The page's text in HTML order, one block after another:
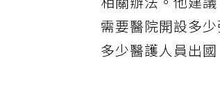
相關辦法。他建
需要醫院開設多
多少醫護人員出國